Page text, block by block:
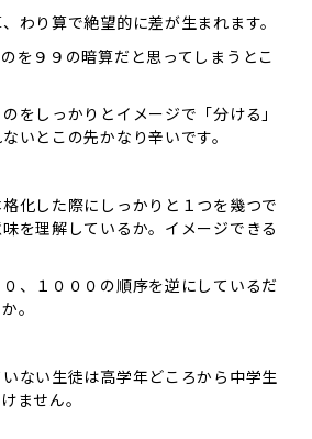
わり算で絶望的に差が生まれます。
を９９の暗算だと思ってしまうとこ
しっかりとイメージで「分ける」
いとこの先かなり辛いです。
化した際にしっかりと１つを幾つで
を理解しているか。イメージできる
、１０００の順序を逆にしているだ
。
ない生徒は高学年どころから中学生
ません。